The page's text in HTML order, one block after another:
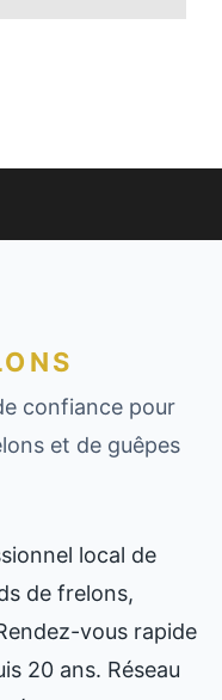
confiance pour
et de guêpes
local de
de frelons,
vous rapide
20 ans. Réseau